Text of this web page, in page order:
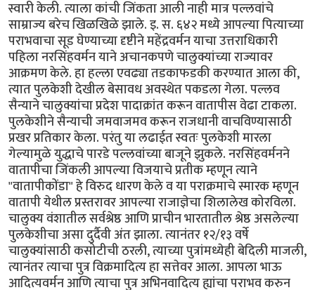
स्वारी केली. त्याला कांची जिंकता आली नाही मात्र पल्लवांचे
साम्राज्य बरेच खिळखिळे झाले. इ. स. ६४२ मध्ये आपल्या पित्याच्या
पराभवाचा सूड घेण्याच्या दृष्टीने महेंद्रवर्मन याचा उत्तराधिकारी
पहिला नरसिंहवर्मन याने अचानकपणे चालुक्यांच्या राज्यावर
आक्रमण केले. हा हल्ला एवढ्या तडकाफडकी करण्यात आला की,
त्यात पुलकेशी देखील बेसावध अवस्थेत पकडला गेला. पल्लव
सैन्याने चालुक्यांचा प्रदेश पादाक्रांत करून वातापीस वेढा टाकला.
पुलकेशीने सैन्याची जमवाजमव करून राजधानी वाचविण्यासाठी
प्रखर प्रतिकार केला. परंतु या लढाईत स्वतः पुलकेशी मारला
गेल्यामुळे युद्धाचे पारडे पल्लवांच्या बाजूने झुकले. नरसिंहवर्मनने
वातापीचा जिंकली आपल्या विजयाचे प्रतीक म्हणून त्याने
"वातापीकोंडा" हे विरुद धारण केले व या पराक्रमाचे स्मारक म्हणून
वातापी येथील प्रस्तरावर आपल्या राजाज्ञेचा शिलालेख कोरविला.
चालुक्य वंशातील सर्वश्रेष्ठ आणि प्राचीन भारतातील श्रेष्ठ असलेल्या
पुलकेशीचा असा दुर्दैवी अंत झाला. त्यानंतर १२/१३ वर्षे
चालुक्यांसाठी कसोटीची ठरली, त्याच्या पुत्रांमध्येही बेदिली माजली,
त्यानंतर त्याचा पुत्र विक्रमादित्य हा सत्तेवर आला. आपला भाऊ
आदित्यवर्मन आणि त्याचा पुत्र अभिनवादित्य ह्यांचा पराभव करुन